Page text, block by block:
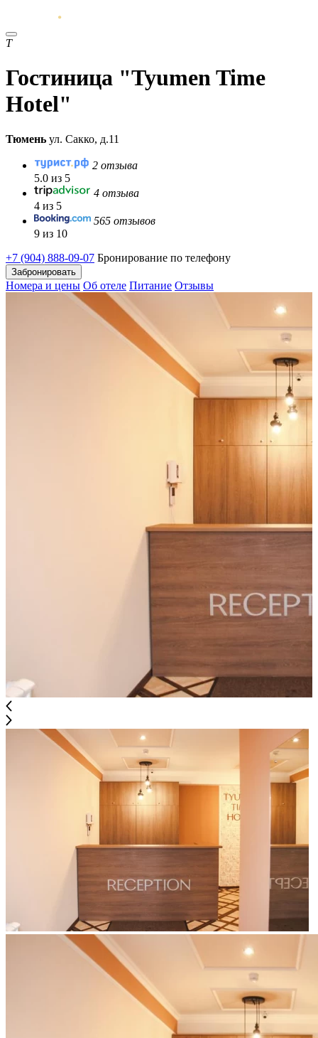
T
Гостиница "Tyumen Time
Hotel"
Тюмень ул. Сакко, д.11
2 отзыва
5.0 из 5
4 отзыва
4 из 5
565 отзывов
9 из 10
+7 (904) 888-09-07 Бронирование по телефону
Забронировать
Номера и цены Об отеле Питание Отзывы